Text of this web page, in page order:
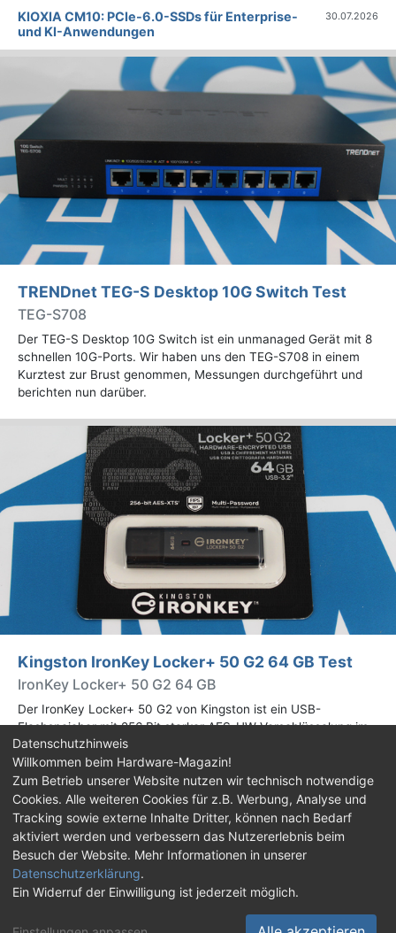
KIOXIA CM10: PCIe-6.0-SSDs für Enterprise-
und KI-Anwendungen
30.07.2026
TRENDnet TEG-S Desktop 10G Switch Test
TEG-S708
Der TEG-S Desktop 10G Switch ist ein unmanaged Gerät mit 8
schnellen 10G-Ports. Wir haben uns den TEG-S708 in einem
Kurztest zur Brust genommen, Messungen durchgeführt und
berichten nun darüber.
Kingston IronKey Locker+ 50 G2 64 GB Test
IronKey Locker+ 50 G2 64 GB
Der IronKey Locker+ 50 G2 von Kingston ist ein USB-
Flashspeicher mit 256 Bit starker AES-HW-Verschlüsselung im
XTS-Modus. Wir haben das 64-GB-Modell im Praxistest
genauer begutachtet.
Impressum| Kontakt |Jobs |Datenschutz |
Consent‑Einstellungen |Haftungsausschluss
Feed Facebook
Twitch
Discord
Datenschutzhinweis
Willkommen beim Hardware-Magazin!
Zum Betrieb unserer Website nutzen wir technisch notwendige
Cookies. Alle weiteren Cookies für z.B. Werbung, Analyse und
Tracking sowie externe Inhalte Dritter, können nach Bedarf
aktiviert werden und verbessern das Nutzererlebnis beim
Besuch der Website. Mehr Informationen in unserer
Datenschutzerklärung.
Ein Widerruf der Einwilligung ist jederzeit möglich.